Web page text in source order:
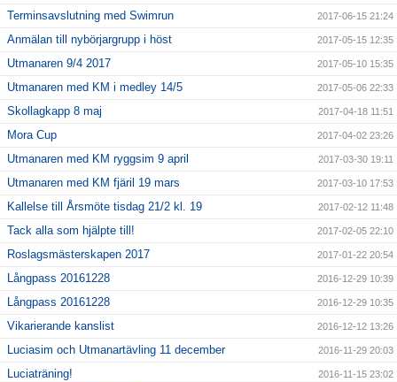
Terminsavslutning med Swimrun 2017-06-15 21:24
Anmälan till nybörjargrupp i höst 2017-05-15 12:35
Utmanaren 9/4 2017 2017-05-10 15:35
Utmanaren med KM i medley 14/5 2017-05-06 22:33
Skollagkapp 8 maj 2017-04-18 11:51
Mora Cup 2017-04-02 23:26
Utmanaren med KM ryggsim 9 april 2017-03-30 19:11
Utmanaren med KM fjäril 19 mars 2017-03-10 17:53
Kallelse till Årsmöte tisdag 21/2 kl. 19 2017-02-12 11:48
Tack alla som hjälpte till! 2017-02-05 22:10
Roslagsmästerskapen 2017 2017-01-22 20:54
Långpass 20161228 2016-12-29 10:39
Långpass 20161228 2016-12-29 10:35
Vikarierande kanslist 2016-12-12 13:26
Luciasim och Utmanartävling 11 december 2016-11-29 20:03
Luciaträning! 2016-11-15 23:02